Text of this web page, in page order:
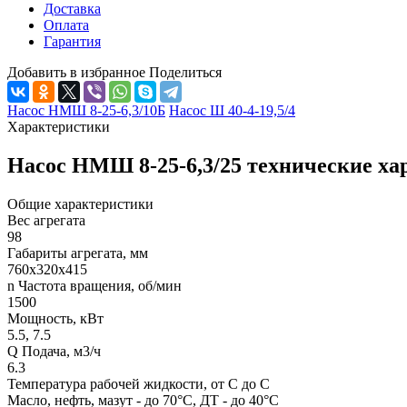
Доставка
Оплата
Гарантия
Добавить в избранное Поделиться
Насос НМШ 8-25-6,3/10Б Насос Ш 40-4-19,5/4
Характеристики
Насос НМШ 8-25-6,3/25 технические
Общие характеристики
Вес агрегата
98
Габариты агрегата, мм
760х320х415
n Частота вращения, об/мин
1500
Мощность, кВт
5.5, 7.5
Q Подача, м3/ч
6.3
Температура рабочей жидкости, от С до С
Масло, нефть, мазут - до 70°С, ДТ - до 40°С